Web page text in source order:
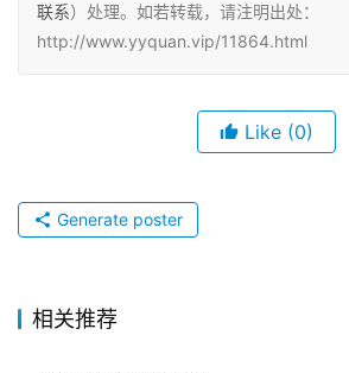
联系）处理。如若转载，请注明出处：
http://www.yyquan.vip/11864.html
Like (0)
Generate poster
相关推荐